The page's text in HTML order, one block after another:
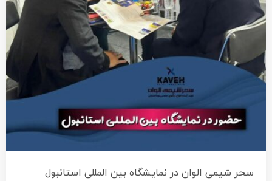
سحر شیمی الوان در نمایشگاه بین المللی استانبول